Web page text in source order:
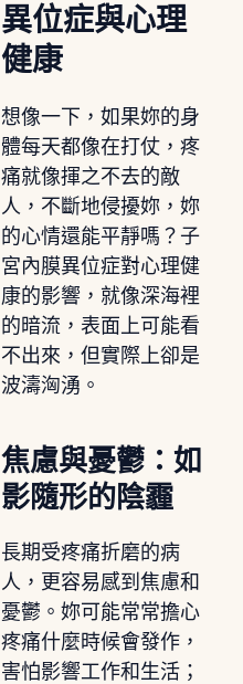
異位症與心理
健康
想像一下，如果妳的身
體每天都像在打仗，疼
痛就像揮之不去的敵
人，不斷地侵擾妳，妳
的心情還能平靜嗎？子
宮內膜異位症對心理健
康的影響，就像深海裡
的暗流，表面上可能看
不出來，但實際上卻是
波濤洶湧。
焦慮與憂鬱：如
影隨形的陰霾
長期受疼痛折磨的病
人，更容易感到焦慮和
憂鬱。妳可能常常擔心
疼痛什麼時候會發作，
害怕影響工作和生活；